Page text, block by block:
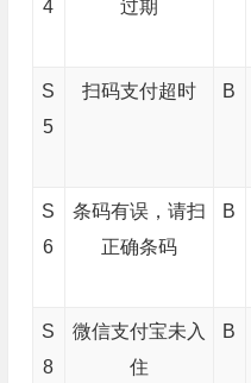
4
过期
S
5
扫码支付超时 B
S
6
条码有误，请扫
正确条码
B
S
8
微信支付宝未入
住
B